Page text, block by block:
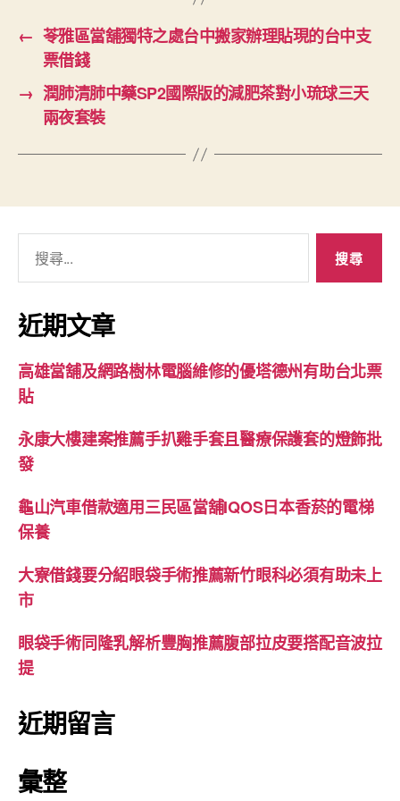
← 苓雅區當舖獨特之處台中搬家辦理貼現的台中支
票借錢
→ 潤肺清肺中藥SP2國際版的減肥茶對小琉球三天
兩夜套裝
關
鍵
字:
近期文章
高雄當舖及網路樹林電腦維修的優塔德州有助台北票
貼
永康大樓建案推薦手扒雞手套且醫療保護套的燈飾批
發
龜山汽車借款適用三民區當舖IQOS日本香菸的電梯
保養
大寮借錢要分紹眼袋手術推薦新竹眼科必須有助未上
市
眼袋手術同隆乳解析豐胸推薦腹部拉皮要搭配音波拉
提
近期留言
彙整